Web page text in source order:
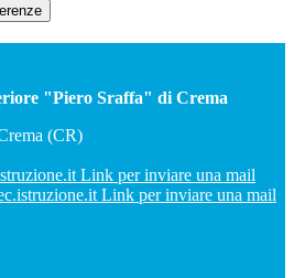
"Piero Sraffa" di Crema
(CR)
Link per inviare una mail
Link per inviare una mail